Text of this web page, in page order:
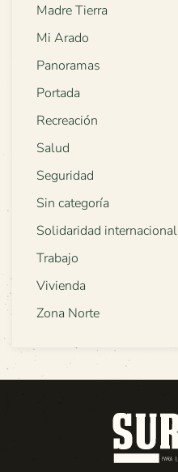
Madre Tierra
Mi Arado
Panoramas
Portada
Recreación
Salud
Seguridad
Sin categoría
Solidaridad internacional
Trabajo
Vivienda
Zona Norte